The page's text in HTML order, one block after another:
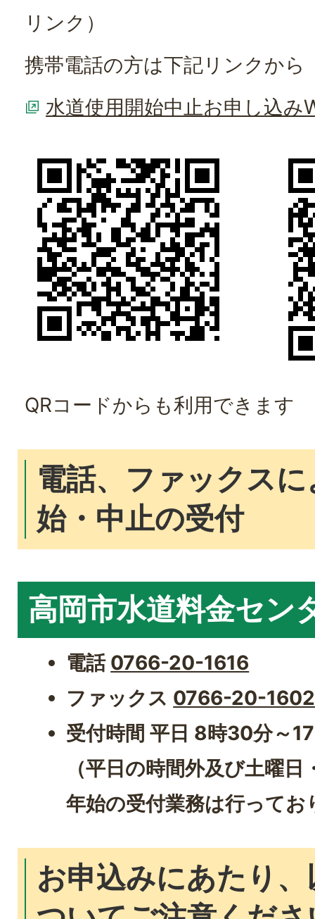
リンク）
携帯電話の方は下記リンクから
水道使用開始中止お申し込み
QRコードからも利用できます
電話、ファックス
始・中止の受付
高岡市水道料金セン
電話 0766-20-1616
ファックス 0766-20-1602
受付時間 平日 8時30分～
（平日の時間外及び土曜
年始の受付業務は行ってお
お申込みにあたり